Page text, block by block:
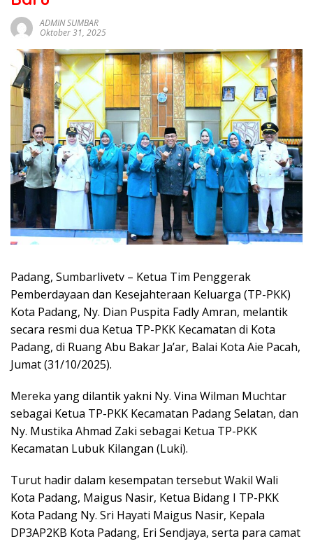
sumbar
tv
live
ADMIN SUMBAR
Oktober 31, 2025
Padang, Sumbarlivetv – Ketua Tim Penggerak
Pemberdayaan dan Kesejahteraan Keluarga (TP-PKK)
Kota Padang, Ny. Dian Puspita Fadly Amran, melantik
secara resmi dua Ketua TP-PKK Kecamatan di Kota
Padang, di Ruang Abu Bakar Ja’ar, Balai Kota Aie Pacah,
Jumat (31/10/2025).
Mereka yang dilantik yakni Ny. Vina Wilman Muchtar
sebagai Ketua TP-PKK Kecamatan Padang Selatan, dan
Ny. Mustika Ahmad Zaki sebagai Ketua TP-PKK
Kecamatan Lubuk Kilangan (Luki).
Turut hadir dalam kesempatan tersebut Wakil Wali
Kota Padang, Maigus Nasir, Ketua Bidang I TP-PKK
Kota Padang Ny. Sri Hayati Maigus Nasir, Kepala
DP3AP2KB Kota Padang, Eri Sendjaya, serta para camat